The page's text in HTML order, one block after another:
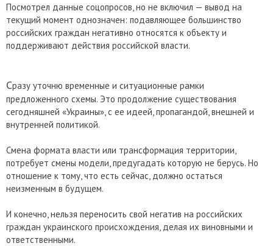
Посмотрел данные соцопросов, но не включил — вывод на
текущий момент однозначен: подавляющее большинство
российских граждан негативно относятся к объекту и
поддерживают действия российской власти.
Сразу уточню временные и ситуационные рамки
предложенного схемы. Это продолжение существования
сегодняшней «Украины», с ее идеей, пропагандой, внешней и
внутренней политикой.
Смена формата власти или трансформация территории,
потребует смены модели, предугадать которую не берусь. Но
отношение к тому, что есть сейчас, должно остаться
неизменным в будущем.
И конечно, нельзя переносить свой негатив на российских
граждан украинского происхождения, делая их виновными и
ответственными.